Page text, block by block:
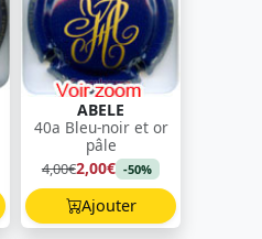
ABELE
40a Bleu-noir et or
pâle
4,00€2,00€ -50%
Ajouter